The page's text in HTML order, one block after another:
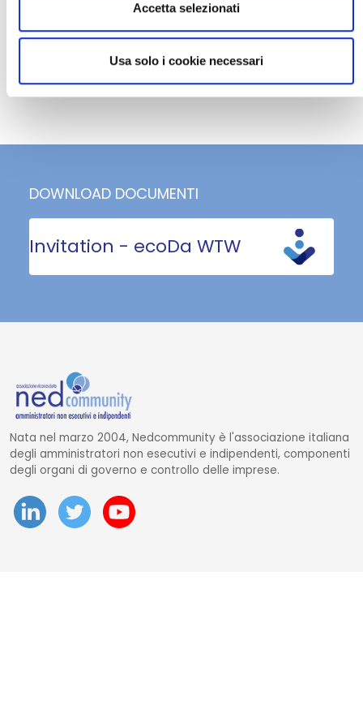
Accetta selezionati
Usa solo i cookie necessari
DOWNLOAD DOCUMENTI
Invitation - ecoDa WTW
Nata nel marzo 2004, Nedcommunity è l'associazione italiana
degli amministratori non esecutivi e indipendenti, componenti
degli organi di governo e controllo delle imprese.